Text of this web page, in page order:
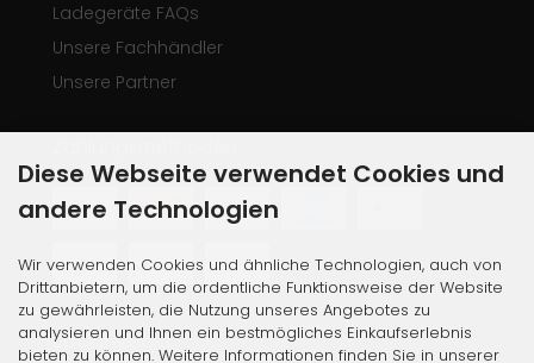
Ladegeräte FAQs
Unsere Fachhändler
Unsere Partner
Social Media
Diese Webseite verwendet Cookies und
andere Technologien
Wir verwenden Cookies und ähnliche Technologien, auch von
Drittanbietern, um die ordentliche Funktionsweise der Website
zu gewährleisten, die Nutzung unseres Angebotes zu
analysieren und Ihnen ein bestmögliches Einkaufserlebnis
bieten zu können. Weitere Informationen finden Sie in unserer